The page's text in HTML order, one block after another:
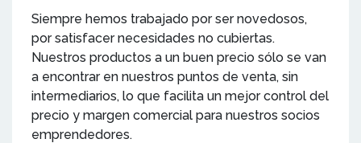
Siempre hemos trabajado por ser novedosos,
por satisfacer necesidades no cubiertas.
Nuestros productos a un buen precio sólo se van
a encontrar en nuestros puntos de venta, sin
intermediarios, lo que facilita un mejor control del
precio y margen comercial para nuestros socios
emprendedores.